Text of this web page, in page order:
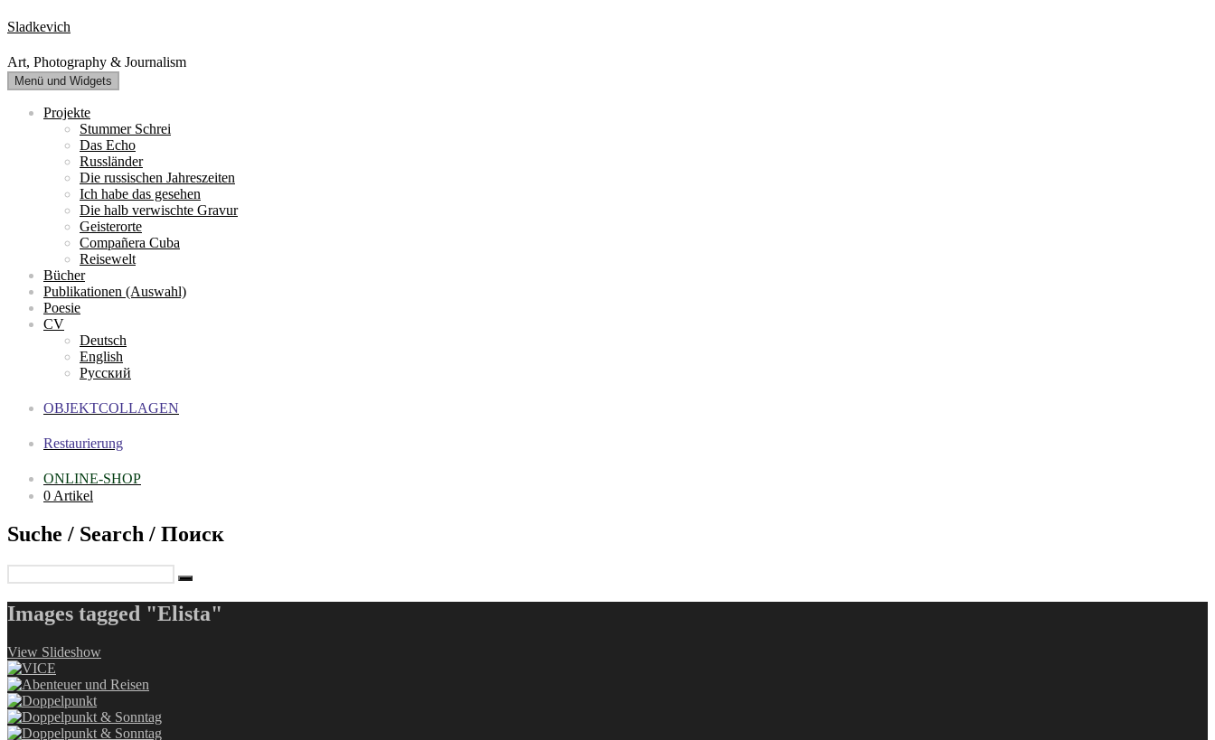
Zum
Inhalt
springen
Sladkevich
Art, Photography & Journalism
Menü und Widgets
Projekte
Stummer Schrei
Das Echo
Russländer
Die russischen Jahreszeiten
Ich habe das gesehen
Die halb verwischte Gravur
Geisterorte
Compañera Cuba
Reisewelt
Bücher
Publikationen (Auswahl)
Poesie
CV
Deutsch
English
Русский
OBJEKTCOLLAGEN
Restaurierung
ONLINE-SHOP
0 Artikel
Suche / Search / Поиск
Images tagged "Elista"
View Slideshow